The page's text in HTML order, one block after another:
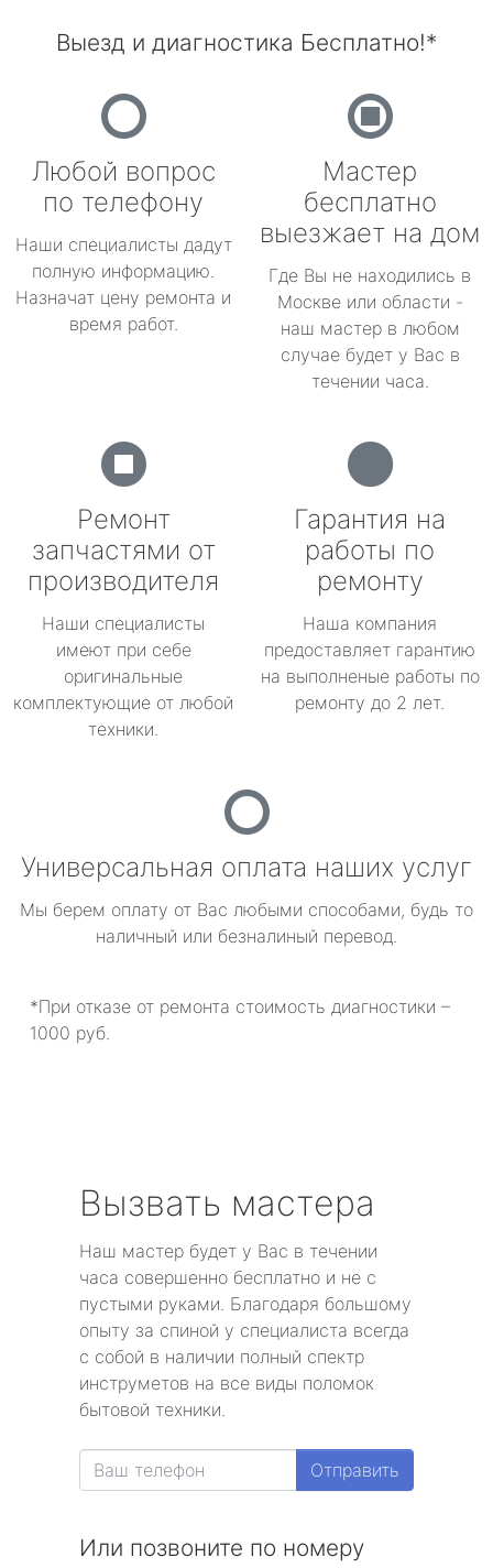
Выезд и диагностика Бесплатно!*
Любой вопрос
по телефону
Наши специалисты дадут
полную информацию.
Назначат цену ремонта и
время работ.
Мастер
бесплатно
выезжает на дом
Где Вы не находились в
Москве или области -
наш мастер в любом
случае будет у Вас в
течении часа.
Ремонт
запчастями от
производителя
Наши специалисты
имеют при себе
оригинальные
комплектующие от любой
техники.
Гарантия на
работы по
ремонту
Наша компания
предоставляет гарантию
на выполненые работы по
ремонту до 2 лет.
Универсальная оплата наших услуг
Мы берем оплату от Вас любыми способами, будь то
наличный или безналиный перевод.
*При отказе от ремонта стоимость диагностики –
1000 руб.
Вызвать мастера
Наш мастер будет у Вас в течении
часа совершенно бесплатно и не с
пустыми руками. Благодаря большому
опыту за спиной у специалиста всегда
с собой в наличии полный спектр
инструметов на все виды поломок
бытовой техники.
Отправить
Или позвоните по номеру